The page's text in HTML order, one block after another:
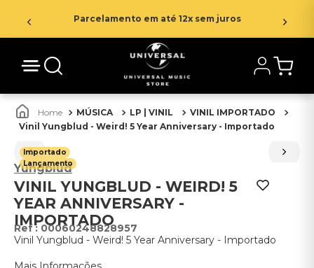
Parcelamento em até 12x sem juros
MÚSICA LP | VINIL
VINIL IMPORTADO
Vinil Yungblud - Weird! 5 Year Anniversary - Importado
Importado
Lançamento
Yungblud
VINIL YUNGBLUD - WEIRD! 5
YEAR ANNIVERSARY -
IMPORTADO
: 00060248828957
Vinil Yungblud - Weird! 5 Year Anniversary - Importado